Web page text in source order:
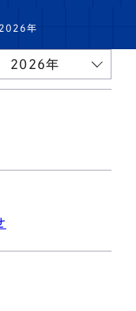
2026年
2026年